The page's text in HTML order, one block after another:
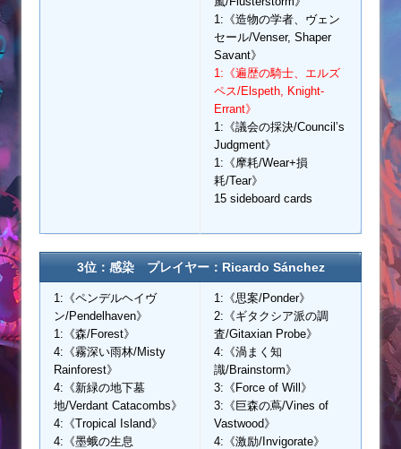
1:《造物の学者、ヴェン
セール/Venser, Shaper
Savant》
1:《遍歴の騎士、エルズ
ペス/Elspeth, Knight-
Errant》
1:《議会の採決/Council’s
Judgment》
1:《摩耗/Wear+損
耗/Tear》
15 sideboard cards
3位：感染 プレイヤー：Ricardo Sánchez
1:《ペンデルヘイヴ
ン/Pendelhaven》
1:《森/Forest》
4:《霧深い雨林/Misty
Rainforest》
4:《新緑の地下墓
地/Verdant Catacombs》
4:《Tropical Island》
4:《墨蛾の生息
1:《思案/Ponder》
2:《ギタクシア派の調
査/Gitaxian Probe》
4:《渦まく知
識/Brainstorm》
3:《Force of Will》
3:《巨森の蔦/Vines of
Vastwood》
4:《激励/Invigorate》